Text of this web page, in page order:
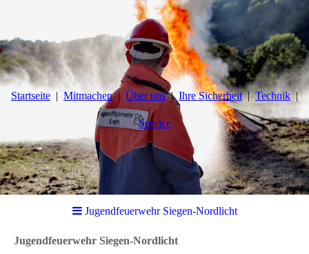
Startseite Mitmachen Über uns Ihre Sicherheit Technik
Service
Jugendfeuerwehr Siegen-Nordlicht
Jugendfeuerwehr Siegen-Nordlicht